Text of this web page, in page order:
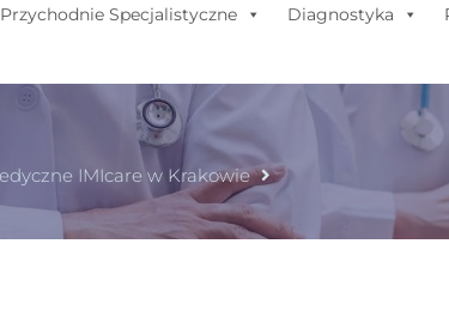
Przychodnie Specjalistyczne Diagnostyka
IMIcare w Krakowie